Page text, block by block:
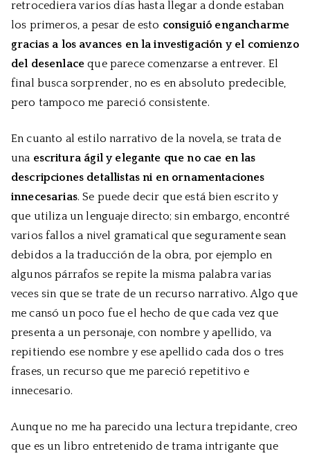
retrocediera varios días hasta llegar a donde estaban
los primeros, a pesar de esto consiguió engancharme
gracias a los avances en la investigación y el comienzo
del desenlace que parece comenzarse a entrever. El
final busca sorprender, no es en absoluto predecible,
pero tampoco me pareció consistente.
En cuanto al estilo narrativo de la novela, se trata de
una escritura ágil y elegante que no cae en las
descripciones detallistas ni en ornamentaciones
innecesarias. Se puede decir que está bien escrito y
que utiliza un lenguaje directo; sin embargo, encontré
varios fallos a nivel gramatical que seguramente sean
debidos a la traducción de la obra, por ejemplo en
algunos párrafos se repite la misma palabra varias
veces sin que se trate de un recurso narrativo. Algo que
me cansó un poco fue el hecho de que cada vez que
presenta a un personaje, con nombre y apellido, va
repitiendo ese nombre y ese apellido cada dos o tres
frases, un recurso que me pareció repetitivo e
innecesario.
Aunque no me ha parecido una lectura trepidante, creo
que es un libro entretenido de trama intrigante que